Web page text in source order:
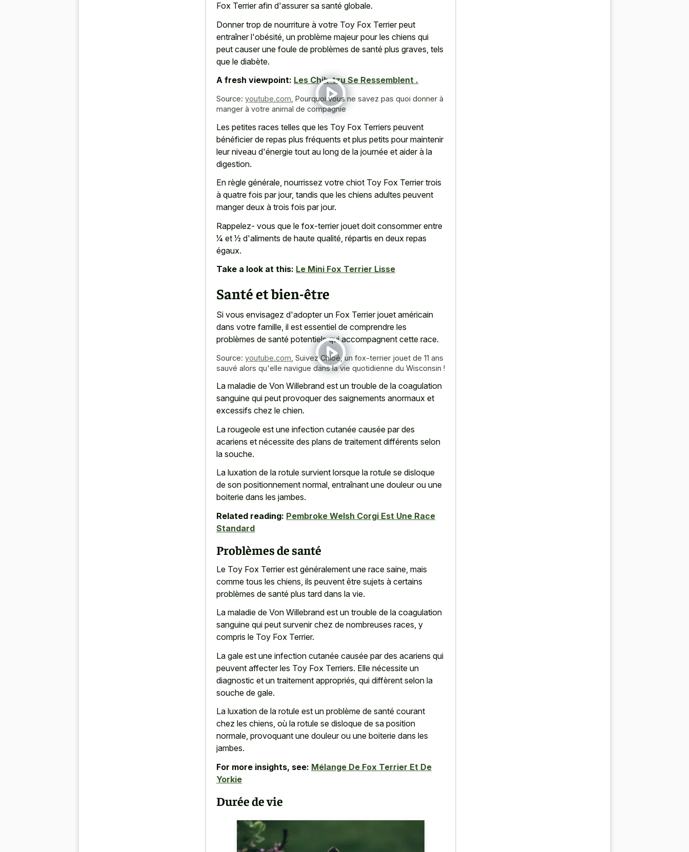
Fox Terrier afin d'assurer sa santé globale.
Donner trop de nourriture à votre Toy Fox Terrier peut
entraîner l'obésité, un problème majeur pour les chiens qui
peut causer une foule de problèmes de santé plus graves, tels
que le diabète.
A fresh viewpoint: Les Chih-tzu Se Ressemblent .
Source: youtube.com Pourquoi vous ne savez pas quoi donner à
manger à votre animal de compagnie
Les petites races telles que les Toy Fox Terriers peuvent
bénéficier de repas plus fréquents et plus petits pour maintenir
leur niveau d'énergie tout au long de la journée et aider à la
digestion.
En règle générale, nourrissez votre chiot Toy Fox Terrier trois
à quatre fois par jour, tandis que les chiens adultes peuvent
manger deux à trois fois par jour.
Rappelez- vous que le fox-terrier jouet doit consommer entre
1⁄4 et 1⁄2 d'aliments de haute qualité, répartis en deux repas
égaux.
Take a look at this: Le Mini Fox Terrier Lisse
Santé et bien-être
Si vous envisagez d'adopter un Fox Terrier jouet américain
dans votre famille, il est essentiel de comprendre les
problèmes de santé potentiels qui accompagnent cette race.
Source: youtube.com Suivez Chloé, un fox-terrier jouet de 11 ans
sauvé alors qu'elle navigue dans la vie quotidienne du Wisconsin !
La maladie de Von Willebrand est un trouble de la coagulation
sanguine qui peut provoquer des saignements anormaux et
excessifs chez le chien.
La rougeole est une infection cutanée causée par des
acariens et nécessite des plans de traitement différents selon
la souche.
La luxation de la rotule survient lorsque la rotule se disloque
de son positionnement normal, entraînant une douleur ou une
boiterie dans les jambes.
Related reading: Pembroke Welsh Corgi Est Une Race
Standard
Problèmes de santé
Le Toy Fox Terrier est généralement une race saine, mais
comme tous les chiens, ils peuvent être sujets à certains
problèmes de santé plus tard dans la vie.
La maladie de Von Willebrand est un trouble de la coagulation
sanguine qui peut survenir chez de nombreuses races, y
compris le Toy Fox Terrier.
La gale est une infection cutanée causée par des acariens qui
peuvent affecter les Toy Fox Terriers. Elle nécessite un
diagnostic et un traitement appropriés, qui diffèrent selon la
souche de gale.
La luxation de la rotule est un problème de santé courant
chez les chiens, où la rotule se disloque de sa position
normale, provoquant une douleur ou une boiterie dans les
jambes.
For more insights, see: Mélange De Fox Terrier Et De
Yorkie
Durée de vie